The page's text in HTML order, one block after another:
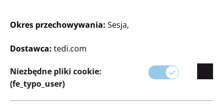
akcesoriów domowych po sezonowe dekoracje,
które dodadzą ciepłej i zachęcającej atmosfery do
każdego pomieszczenia.
Niezależnie od tego, czy szukasz czegoś
nowoczesnego, czy tradycyjnego, nasze produkty
oferują idealne połączenie stylu i funkcjonalności,
aby spersonalizować swój dom według własnych
Okres przechowywania: Sesja,
Dostawca: tedi.com
Niezbędne pliki cookie:
(fe_typo_user)